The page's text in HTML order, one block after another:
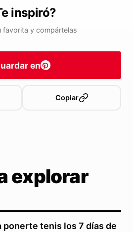
inspiró?
favorita y compártelas
en
Copiar
explorar
ponerte tenis los 7 días de